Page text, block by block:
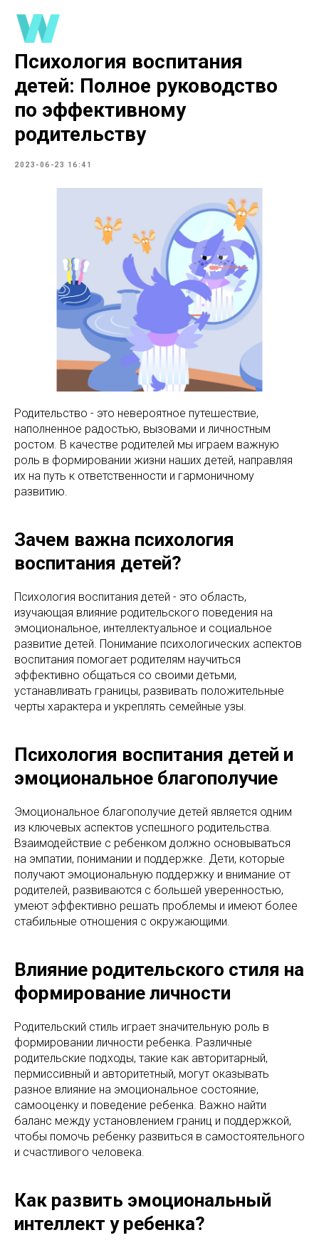
Психология воспитания
детей: Полное руководство
по эффективному
родительству
2023-06-23 16:41
Родительство - это невероятное путешествие,
наполненное радостью, вызовами и личностным
ростом. В качестве родителей мы играем важную
роль в формировании жизни наших детей, направляя
их на путь к ответственности и гармоничному
развитию.
Зачем важна психология
воспитания детей?
Психология воспитания детей - это область,
изучающая влияние родительского поведения на
эмоциональное, интеллектуальное и социальное
развитие детей. Понимание психологических аспектов
воспитания помогает родителям научиться
эффективно общаться со своими детьми,
устанавливать границы, развивать положительные
черты характера и укреплять семейные узы.
Психология воспитания детей и
эмоциональное благополучие
Эмоциональное благополучие детей является одним
из ключевых аспектов успешного родительства.
Взаимодействие с ребенком должно основываться
на эмпатии, понимании и поддержке. Дети, которые
получают эмоциональную поддержку и внимание от
родителей, развиваются с большей уверенностью,
умеют эффективно решать проблемы и имеют более
стабильные отношения с окружающими.
Влияние родительского стиля на
формирование личности
Родительский стиль играет значительную роль в
формировании личности ребенка. Различные
родительские подходы, такие как авторитарный,
пермиссивный и авторитетный, могут оказывать
разное влияние на эмоциональное состояние,
самооценку и поведение ребенка. Важно найти
баланс между установлением границ и поддержкой,
чтобы помочь ребенку развиться в самостоятельного
и счастливого человека.
Как развить эмоциональный
интеллект у ребенка?